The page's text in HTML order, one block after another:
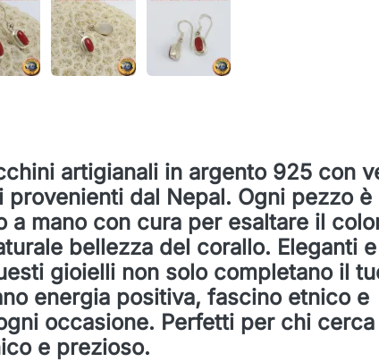
artigianali in argento 925 con
provenienti dal Nepal. Ogni pezzo è
a mano con cura per esaltare il
bellezza del corallo. Eleganti e
gioielli non solo completano il
energia positiva, fascino etnico e
occasione. Perfetti per chi cerca
e prezioso.